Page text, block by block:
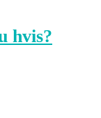
hvis?